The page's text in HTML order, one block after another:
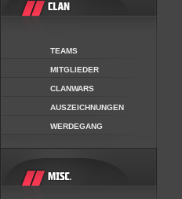
TEAMS
MITGLIEDER
CLANWARS
AUSZEICHNUNGEN
WERDEGANG